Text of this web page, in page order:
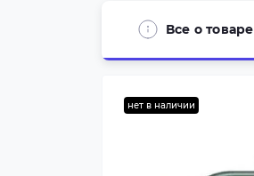
Все о товаре
нет в наличии